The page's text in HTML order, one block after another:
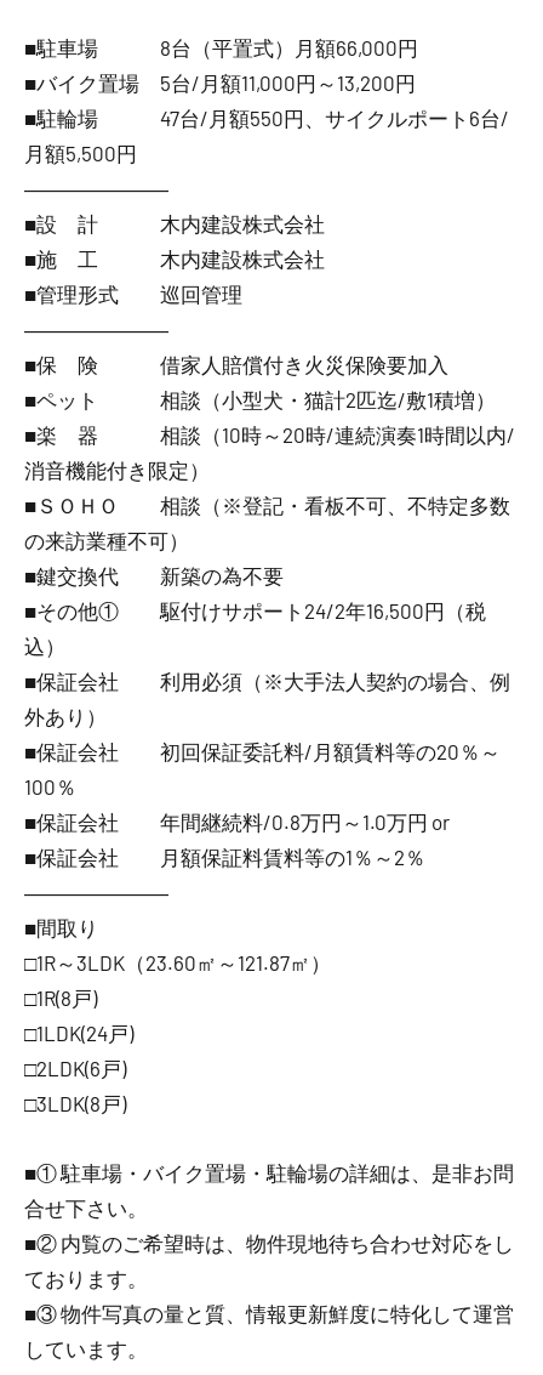
■駐車場 8台（平置式）月額66,000円
■バイク置場 5台/月額11,000円～13,200円
■駐輪場 47台/月額550円、サイクルポート6台/
月額5,500円
―――――――
■設 計 木内建設株式会社
■施 工 木内建設株式会社
■管理形式 巡回管理
―――――――
■保 険 借家人賠償付き火災保険要加入
■ペット 相談（小型犬・猫計2匹迄/敷1積増）
■楽 器 相談（10時～20時/連続演奏1時間以内/
消音機能付き限定）
■ＳＯＨＯ 相談（※登記・看板不可、不特定多数
の来訪業種不可）
■鍵交換代 新築の為不要
■その他① 駆付けサポート24/2年16,500円（税
込）
■保証会社 利用必須（※大手法人契約の場合、例
外あり）
■保証会社 初回保証委託料/月額賃料等の20％～
100％
■保証会社 年間継続料/0.8万円～1.0万円 or
■保証会社 月額保証料賃料等の1％～2％
―――――――
■間取り
□1R～3LDK（23.60㎡～121.87㎡）
□1R(8戸)
□1LDK(24戸)
□2LDK(6戸)
□3LDK(8戸)
■① 駐車場・バイク置場・駐輪場の詳細は、是非お問
合せ下さい。
■② 内覧のご希望時は、物件現地待ち合わせ対応をし
ております。
■③ 物件写真の量と質、情報更新鮮度に特化して運営
しています。